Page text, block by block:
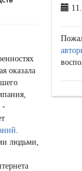
оказала
-
.
людьми,